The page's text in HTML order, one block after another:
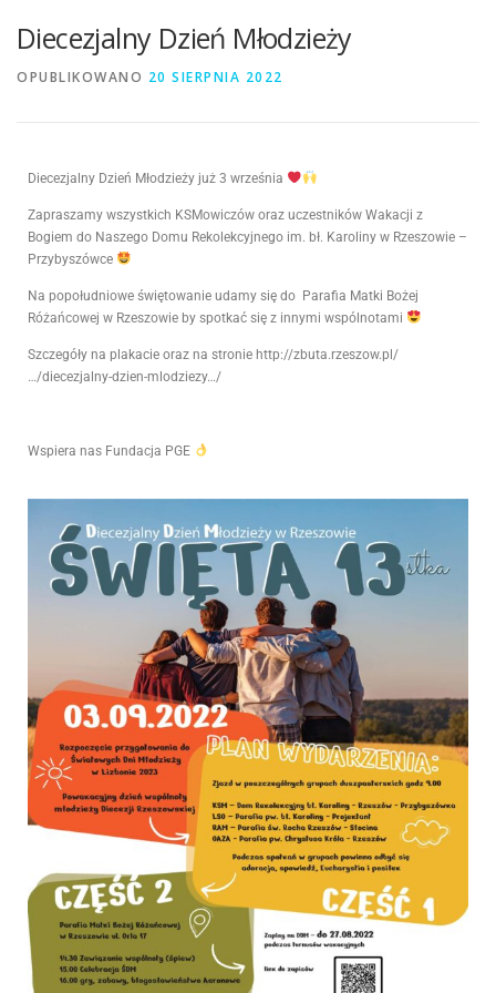
Diecezjalny Dzień Młodzieży
OPUBLIKOWANO 20 SIERPNIA 2022
Diecezjalny Dzień Młodzieży już 3 września
Zapraszamy wszystkich KSMowiczów oraz uczestników Wakacji z
Bogiem do Naszego Domu Rekolekcyjnego im. bł. Karoliny w Rzeszowie –
Przybyszówce
Na popołudniowe świętowanie udamy się do Parafia Matki Bożej
Różańcowej w Rzeszowie by spotkać się z innymi wspólnotami
Szczegóły na plakacie oraz na stronie http://zbuta.rzeszow.pl/
…/diecezjalny-dzien-mlodziezy…/
Wspiera nas Fundacja PGE